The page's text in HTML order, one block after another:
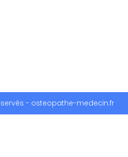
- osteopathe-medecin.fr